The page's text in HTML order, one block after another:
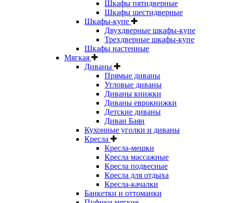
Шкафы пятидверные
Шкафы шестидверные
Шкафы-купе
Двухдверные шкафы-купе
Трехдверные шкафы-купе
Шкафы настенные
Мягкая
Диваны
Прямые диваны
Угловые диваны
Диваны книжки
Диваны еврокнижки
Детские диваны
Диван Баян
Кухонные уголки и диваны
Кресла
Кресла-мешки
Кресла массажные
Кресла подвесные
Кресла для отдыха
Кресла-качалки
Банкетки и оттоманки